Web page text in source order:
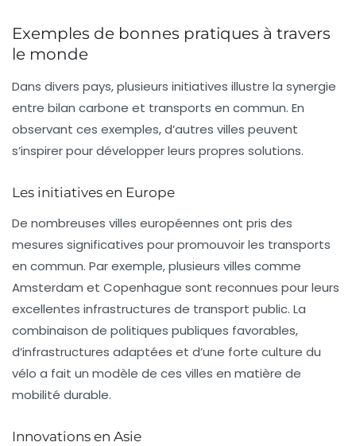
Exemples de bonnes pratiques à travers
le monde
Dans divers pays, plusieurs initiatives illustre la synergie
entre bilan carbone et transports en commun. En
observant ces exemples, d’autres villes peuvent
s’inspirer pour développer leurs propres solutions.
Les initiatives en Europe
De nombreuses villes européennes ont pris des
mesures significatives pour promouvoir les transports
en commun. Par exemple, plusieurs villes comme
Amsterdam et Copenhague sont reconnues pour leurs
excellentes infrastructures de transport public. La
combinaison de politiques publiques favorables,
d’infrastructures adaptées et d’une forte culture du
vélo a fait un modèle de ces villes en matière de
mobilité durable.
Innovations en Asie